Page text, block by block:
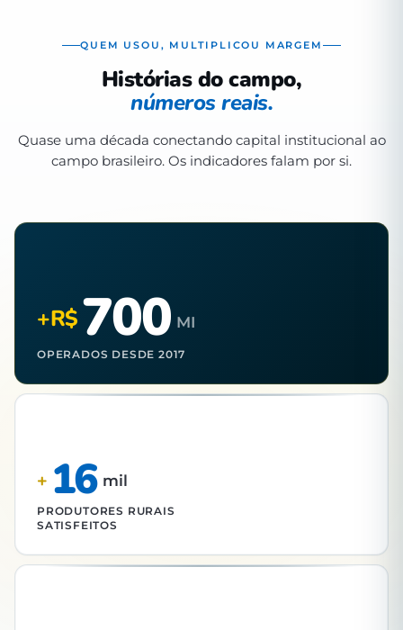
QUEM USOU, MULTIPLICOU MARGEM
Histórias do campo,
números reais.
Quase uma década conectando capital institucional ao
campo brasileiro. Os indicadores falam por si.
+R$700 MI
OPERADOS DESDE 2017
+ 16 mil
PRODUTORES RURAIS
SATISFEITOS